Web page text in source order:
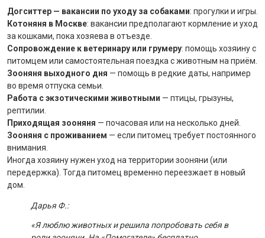
Догситтер — вакансии по уходу за собаками: прогулки и игры.
Котоняня в Москве: вакансии предполагают кормление и уход
за кошками, пока хозяева в отъезде.
Сопровождение к ветеринару или грумеру: помощь хозяину с
питомцем или самостоятельная поездка с животным на приём.
Зооняня выходного дня — помощь в редкие даты, например
во время отпуска семьи.
Работа с экзотическими животными — птицы, грызуны,
рептилии.
Приходящая зооняня — почасовая или на несколько дней.
Зооняня с проживанием — если питомец требует постоянного
внимания.
Иногда хозяину нужен уход на территории зооняни (или
передержка). Тогда питомец временно переезжает в новый
дом.
Дарья Ф.:
«Я люблю животных и решила попробовать себя в